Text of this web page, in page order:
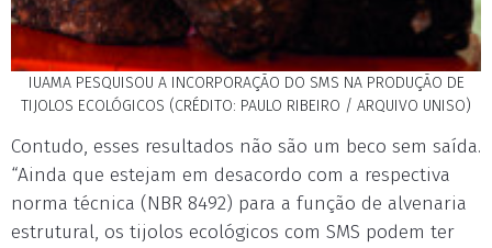
IUAMA PESQUISOU A INCORPORAÇÃO DO SMS NA PRODUÇÃO DE
TIJOLOS ECOLÓGICOS (CRÉDITO: PAULO RIBEIRO / ARQUIVO UNISO)
Contudo, esses resultados não são um beco sem saída.
“Ainda que estejam em desacordo com a respectiva
norma técnica (NBR 8492) para a função de alvenaria
estrutural, os tijolos ecológicos com SMS podem ter